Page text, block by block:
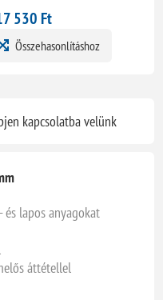
530 Ft
Összehasonlításhoz
kapcsolatba velünk
lapos anyagokat
áttétellel